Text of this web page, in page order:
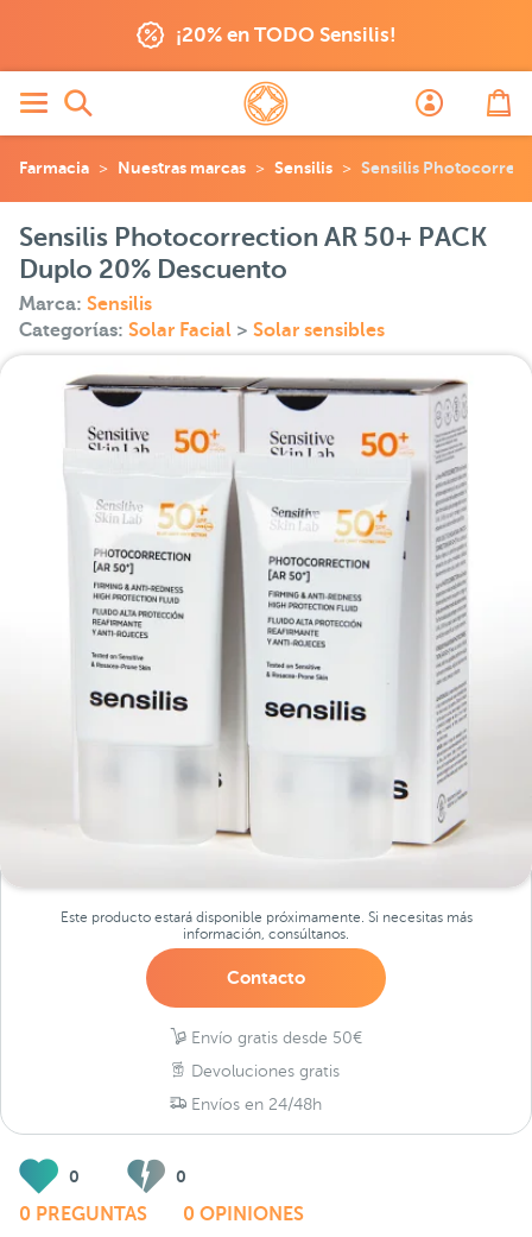
¡20% en TODO Sensilis!
Farmacia Nuestras marcas Sensilis Sensilis
Sensilis Photocorrection AR 50+ PACK
Duplo 20% Descuento
Marca: Sensilis
Categorías: Solar Facial > Solar sensibles
Este producto estará disponible próximamente. Si necesitas más
información, consúltanos.
Contacto
Envío gratis desde 50€
Devoluciones gratis
Envíos en 24/48h
0 0
0 PREGUNTAS 0 OPINIONES